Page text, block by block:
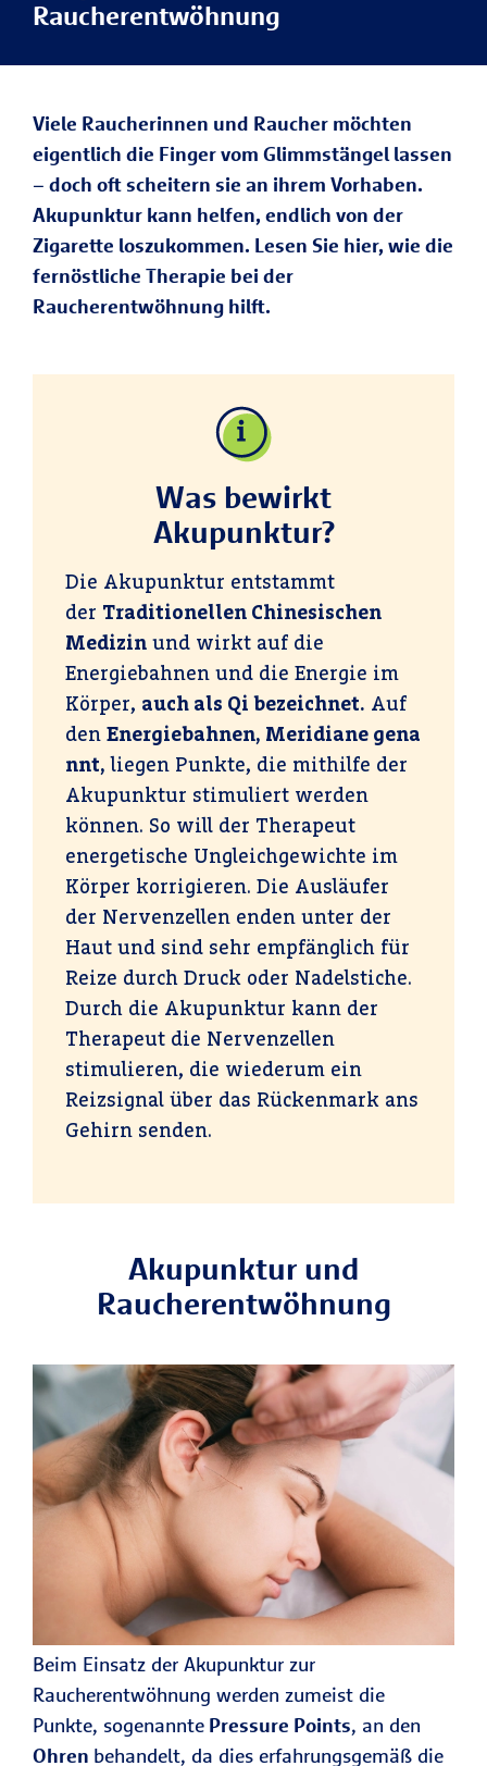
Raucherentwöhnung
Viele Raucherinnen und Raucher möchten
eigentlich die Finger vom Glimmstängel lassen
– doch oft scheitern sie an ihrem Vorhaben.
Akupunktur kann helfen, endlich von der
Zigarette loszukommen. Lesen Sie hier, wie die
fernöstliche Therapie bei der
Raucherentwöhnung hilft.
Was bewirkt
Akupunktur?
Die Akupunktur entstammt
der Traditionellen Chinesischen
Medizin und wirkt auf die
Energiebahnen und die Energie im
Körper, auch als Qi bezeichnet. Auf
den Energiebahnen, Meridiane gena
nnt, liegen Punkte, die mithilfe der
Akupunktur stimuliert werden
können. So will der Therapeut
energetische Ungleichgewichte im
Körper korrigieren. Die Ausläufer
der Nervenzellen enden unter der
Haut und sind sehr empfänglich für
Reize durch Druck oder Nadelstiche.
Durch die Akupunktur kann der
Therapeut die Nervenzellen
stimulieren, die wiederum ein
Reizsignal über das Rückenmark ans
Gehirn senden.
Akupunktur und
Raucherentwöhnung
Beim Einsatz der Akupunktur zur
Raucherentwöhnung werden zumeist die
Punkte, sogenannte Pressure Points, an den
Ohren behandelt, da dies erfahrungsgemäß die